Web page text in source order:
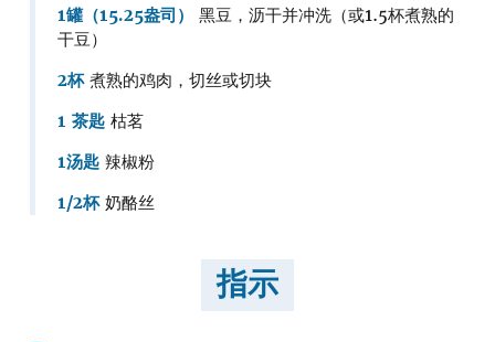
1罐（15.25盎司）
黑豆，沥干并冲洗（或1.5杯煮熟的
干豆）
2杯煮熟的鸡肉，切丝或切块
1 茶匙 枯茗
1汤匙 辣椒粉
1/2杯奶酪丝
指示